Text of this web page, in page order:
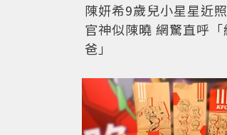
陳妍希9歲兒小星星近
官神似陳曉 網驚直呼「
爸」